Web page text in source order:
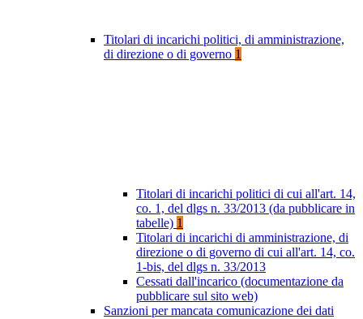
Titolari di incarichi politici, di amministrazione,
di direzione o di governo 1
Titolari di incarichi politici di cui all'art. 14,
co. 1, del dlgs n. 33/2013 (da pubblicare in
tabelle) 1
Titolari di incarichi di amministrazione, di
direzione o di governo di cui all'art. 14, co.
1-bis, del dlgs n. 33/2013
Cessati dall'incarico (documentazione da
pubblicare sul sito web)
Sanzioni per mancata comunicazione dei dati